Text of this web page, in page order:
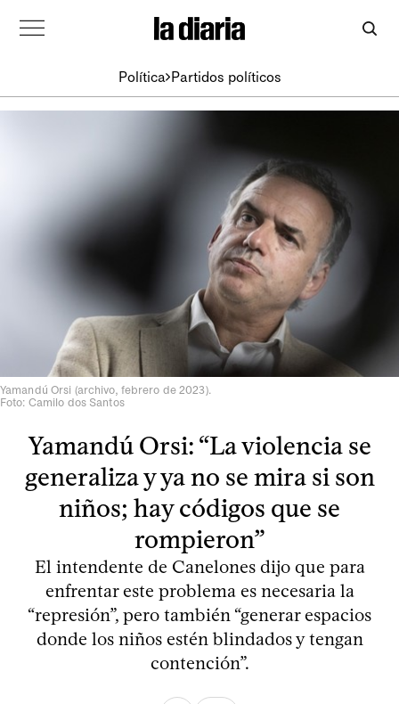
Política Partidos políticos
Yamandú Orsi (archivo, febrero de 2023).
Foto: Camilo dos Santos
Yamandú Orsi: “La violencia se
generaliza y ya no se mira si son
niños; hay códigos que se
rompieron”
El intendente de Canelones dijo que para
enfrentar este problema es necesaria la
“represión”, pero también “generar espacios
donde los niños estén blindados y tengan
contención”.